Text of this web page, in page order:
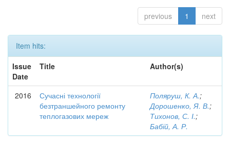
previous 1 next
Item hits:
Issue
Date
Title Author(s)
2016
Сучасні технології
безтраншейного ремонту
теплогазових мереж
Поляруш, К. А.;
Дорошенко, Я. В.;
Тихонов, С. І.;
Бабій, А. Р.